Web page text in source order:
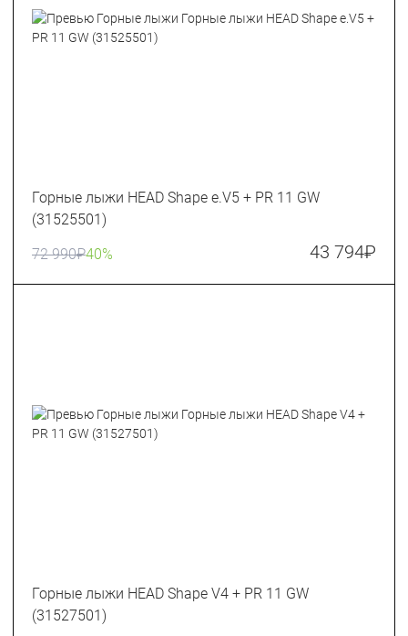
Горные лыжи HEAD Shape e.V5 + PR 11 GW
(31525501)
72 990₽40% 43 794₽
Горные лыжи HEAD Shape V4 + PR 11 GW
(31527501)